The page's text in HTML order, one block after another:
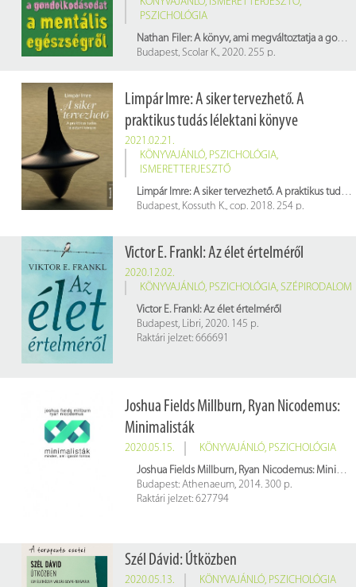
PSZICHOLÓGIA
Nathan Filer: A könyv, ami megváltoztatja a gondolkodásodat a mentális egészségről
Budapest, Scolar K., 2020. 255 p.
Limpár Imre: A siker tervezhető. A
praktikus tudás lélektani könyve
2021.02.21.
KÖNYVAJÁNLÓ, PSZICHOLÓGIA,
ISMERETTERJESZTŐ
Limpár Imre: A siker tervezhető. A praktikus tudás lélektani könyve
Budapest, Kossuth K., cop. 2018. 254 p.
Victor E. Frankl: Az élet értelméről
2020.12.02.
KÖNYVAJÁNLÓ, PSZICHOLÓGIA, SZÉPIRODALOM
Victor E. Frankl: Az élet értelméről
Budapest, Libri, 2020. 145 p.
Raktári jelzet: 666691
Joshua Fields Millburn, Ryan Nicodemus:
Minimalisták
2020.05.15. KÖNYVAJÁNLÓ, PSZICHOLÓGIA
Joshua Fields Millburn, Ryan Nicodemus: Minimalisták
Budapest: Athenaeum, 2014. 300 p.
Raktári jelzet: 627794
Szél Dávid: Útközben
2020.05.13. KÖNYVAJÁNLÓ, PSZICHOLÓGIA